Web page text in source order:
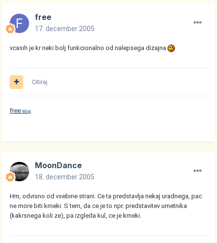
free
17. december 2005
vcasih je kr neki bolj funkcionalno od nalepsega dizajna
Citiraj
freeBlog
MoonDance
18. december 2005
Hm, odvisno od vsebine strani. Ce ta predstavlja nekaj uradnega, pac
ne more biti krneki. S tem, da ce je to npr. predstavitev umetnika
(kakrsnega koli ze), pa izgleda kul, ce je krneki.